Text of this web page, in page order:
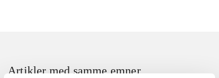
Artikler med samme emner